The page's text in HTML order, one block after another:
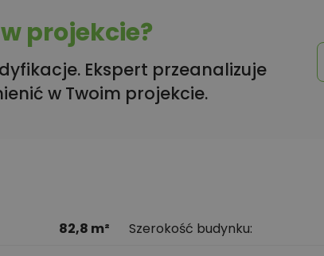
projekcie?
Ekspert przeanalizuje
w Twoim projekcie.
82,8 m²
Szerokość budynku